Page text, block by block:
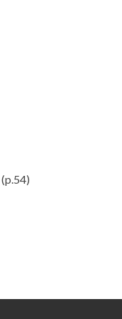
(p.54)